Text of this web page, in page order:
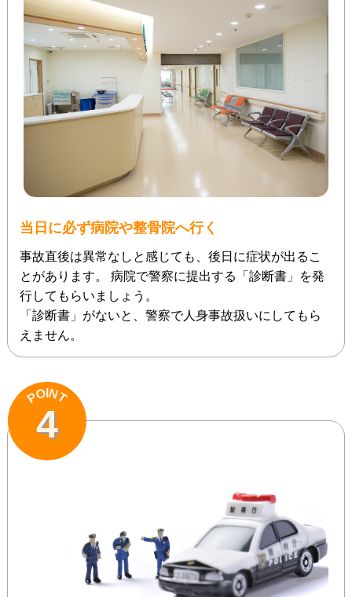
当日に必ず病院や整骨院へ行く
事故直後は異常なしと感じても、後日に症状が出るこ
とがあります。 病院で警察に提出する「診断書」を発
行してもらいましょう。
「診断書」がないと、警察で人身事故扱いにしてもら
えません。
PO INT
4